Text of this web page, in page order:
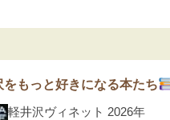
をもっと好きになる本たち
軽井沢ヴィネット 2026年